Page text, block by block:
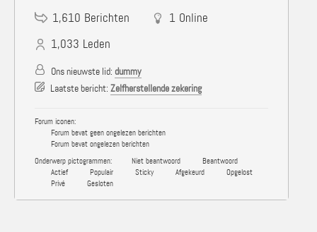
1,610 Berichten 1 Online
1,033 Leden
Ons nieuwste lid: dummy
Laatste bericht: Zelfherstellende zekering
Forum iconen:
Forum bevat geen ongelezen berichten
Forum bevat ongelezen berichten
Onderwerp pictogrammen:
Niet beantwoord
Beantwoord
Actief
Populair Sticky Afgekeurd
Opgelost
Privé
Gesloten